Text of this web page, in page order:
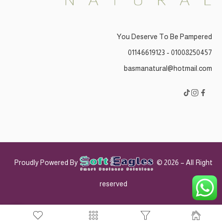
You Deserve To Be Pampered
01008250457 - 01146619123
basmanatural@hotmail.com
Proudly Powered By © 2026 – All Right
reserved